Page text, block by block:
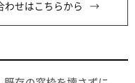
わせはこちらから